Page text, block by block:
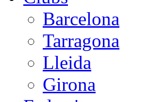
Barcelona
Tarragona
Lleida
Girona